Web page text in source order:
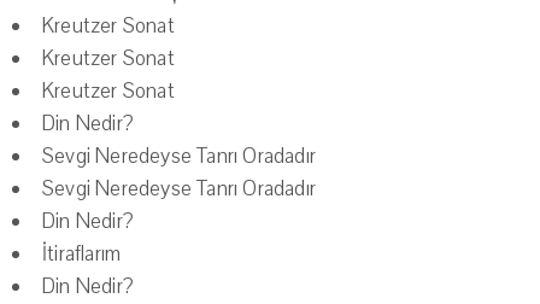
Kreutzer Sonat
Kreutzer Sonat
Kreutzer Sonat
Din Nedir?
Sevgi Neredeyse Tanrı Oradadır
Sevgi Neredeyse Tanrı Oradadır
Din Nedir?
İtiraflarım
Din Nedir?